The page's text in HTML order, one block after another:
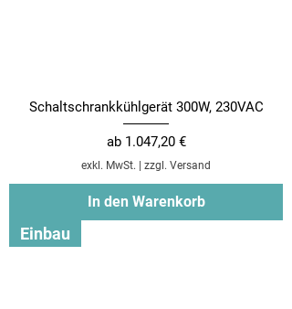
Schaltschrankkühlgerät 300W, 230VAC
ab 1.047,20 €
Sale-Preis
exkl. MwSt. | zzgl. Versand
In den Warenkorb
Einbau